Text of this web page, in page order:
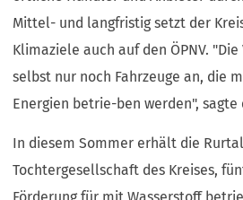
Mittel- und langfristig setzt der
Klimaziele auch auf den ÖPNV.
selbst nur noch Fahrzeuge an, die
Energien betrie-ben werden", sagte
In diesem Sommer erhält die
Tochtergesellschaft des Kreises,